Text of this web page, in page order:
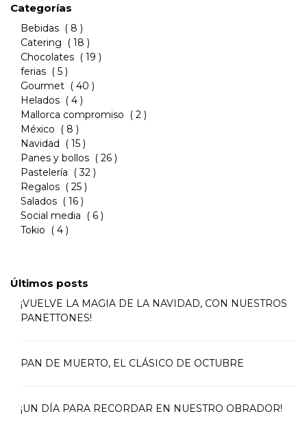
Categorías
Bebidas ( 8 )
Catering ( 18 )
Chocolates ( 19 )
ferias ( 5 )
Gourmet ( 40 )
Helados ( 4 )
Mallorca compromiso ( 2 )
México ( 8 )
Navidad ( 15 )
Panes y bollos ( 26 )
Pastelería ( 32 )
Regalos ( 25 )
Salados ( 16 )
Social media ( 6 )
Tokio ( 4 )
Últimos posts
¡VUELVE LA MAGIA DE LA NAVIDAD, CON NUESTROS
PANETTONES!
PAN DE MUERTO, EL CLÁSICO DE OCTUBRE
¡UN DÍA PARA RECORDAR EN NUESTRO OBRADOR!